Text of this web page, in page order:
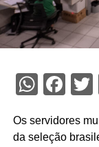
Os servidores
da seleção